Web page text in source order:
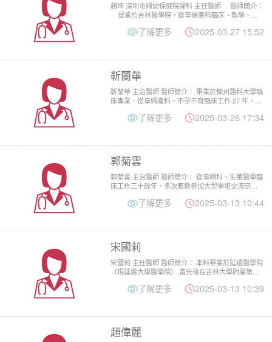
趙坤 深圳市婦幼保健院婦科 主任醫師 醫師簡介：
畢業於吉林醫學院，從事婦產科臨床、教學、科
了解更多 2025-03-27 15:52
靳蘭華
靳蘭華 主治醫師 醫師簡介： 畢業於錦州醫科大學臨
床專業，從事婦產科、不孕不育臨床工作 27 年。曾
了解更多 2025-03-26 17:34
郭菊雲
郭菊雲 主治醫師 醫師簡介： 從事婦科、生殖醫學臨
床工作三十餘年，多次應邀參加大型學術交流研討
了解更多 2025-03-13 10:44
宋國莉
宋國莉 主任醫師 醫師簡介： 本科畢業於延邊醫學院
（現延邊大學醫學院）,曾先後在吉林大學附屬第二
了解更多 2025-03-13 10:39
趙偉麗